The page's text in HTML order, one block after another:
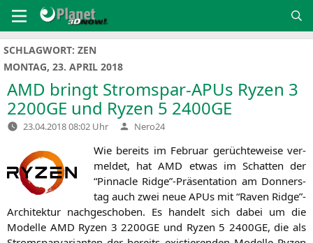
Inhalt
springen
SCHLAGWORT: ZEN
MONTAG, 23. APRIL 2018
AMD bringt Stromspar-APUs Ryzen 3
2200GE und Ryzen 5 2400GE
23.04.2018 08:02 Uhr Verfasst
von
Nero24
Wie bereits im Febru­ar gerüch­te­wei­se ver­
mel­det, hatAMD etwas im Schat­ten der
“Pin­na­cle Ridge”-Präsentation am Don­ners­
tag auch zwei neue APUs mit “Raven Ridge”-
Architektur nach­ge­scho­ben. Es han­delt sich dabei um die
Model­le AMD Ryzen 3 2200GE und Ryzen 5 2400GE, die als